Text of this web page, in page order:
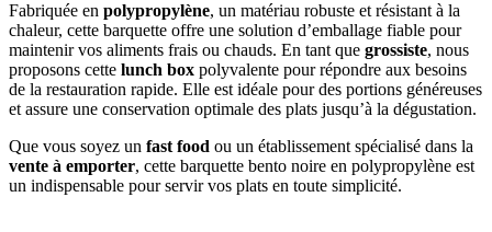
Fabriquée en polypropylène, un matériau robuste et résistant à la
chaleur, cette barquette offre une solution d’emballage fiable pour
maintenir vos aliments frais ou chauds. En tant que grossiste, nous
proposons cette lunch box polyvalente pour répondre aux besoins
de la restauration rapide. Elle est idéale pour des portions généreuses
et assure une conservation optimale des plats jusqu’à la dégustation.
Que vous soyez un fast food ou un établissement spécialisé dans la
vente à emporter, cette barquette bento noire en polypropylène est
un indispensable pour servir vos plats en toute simplicité.